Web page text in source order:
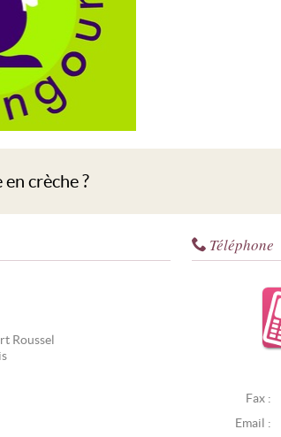
crèche ?
Roussel
Téléphone
Fax :
Email :